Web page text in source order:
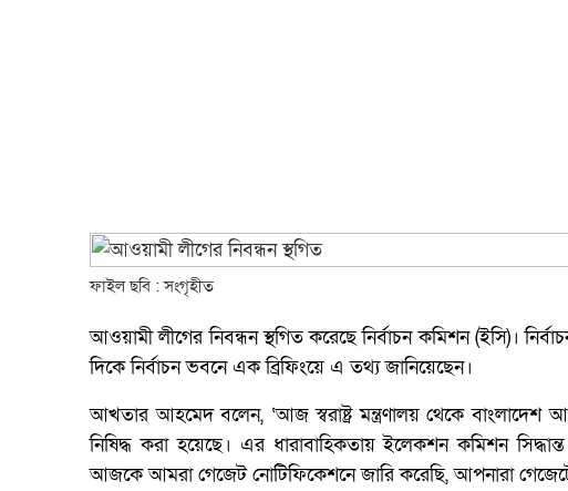
ফাইল ছবি : সংগৃহীত
আওয়ামী লীগের নিবন্ধন স্থগিত করেছে নির্বাচন কমিশন (ইসি)।
দিকে নির্বাচন ভবনে এক ব্রিফিংয়ে এ তথ্য জানিয়েছেন।
আখতার আহমেদ বলেন, ‘আজ স্বরাষ্ট্র মন্ত্রণালয় থেকে বাংলাদেশ
নিষিদ্ধ করা হয়েছে। এর ধারাবাহিকতায় ইলেকশন কমিশন
আজকে আমরা গেজেট নোটিফিকেশনে জারি করেছি, আপনারা